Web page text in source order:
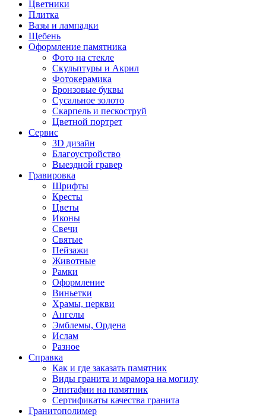
Цветники
Плитка
Вазы и лампадки
Щебень
Оформление памятника
Фото на стекле
Скульптуры и Акрил
Фотокерамика
Бронзовые буквы
Сусальное золото
Скарпель и пескоструй
Цветной портрет
Сервис
3D дизайн
Благоустройство
Выездной гравер
Гравировка
Шрифты
Кресты
Цветы
Иконы
Свечи
Святые
Пейзажи
Животные
Рамки
Оформление
Виньетки
Храмы, церкви
Ангелы
Эмблемы, Ордена
Ислам
Разное
Справка
Как и где заказать памятник
Виды гранита и мрамора на могилу
Эпитафии на памятник
Сертификаты качества гранита
Гранитополимер